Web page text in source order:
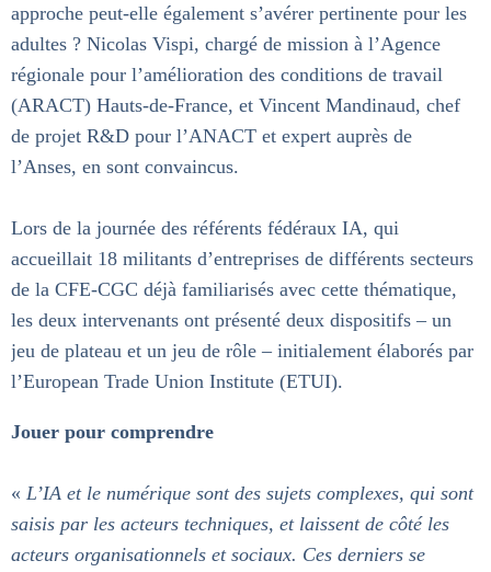
approche peut-elle également s’avérer pertinente pour les
adultes ? Nicolas Vispi, chargé de mission à l’Agence
régionale pour l’amélioration des conditions de travail
(ARACT) Hauts-de-France, et Vincent Mandinaud, chef
de projet R&D pour l’ANACT et expert auprès de
l’Anses, en sont convaincus.
Lors de la journée des référents fédéraux IA, qui
accueillait 18 militants d’entreprises de différents secteurs
de la CFE-CGC déjà familiarisés avec cette thématique,
les deux intervenants ont présenté deux dispositifs – un
jeu de plateau et un jeu de rôle – initialement élaborés par
l’European Trade Union Institute (ETUI).
Jouer pour comprendre
« L’IA et le numérique sont des sujets complexes, qui sont
saisis par les acteurs techniques, et laissent de côté les
acteurs organisationnels et sociaux. Ces derniers se